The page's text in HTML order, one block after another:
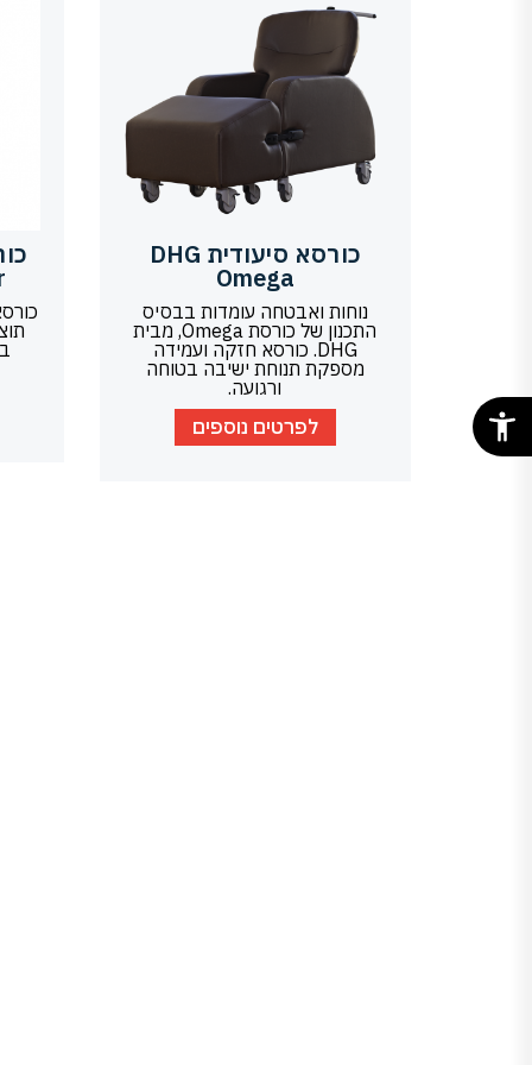
כורסא סיעודית DHG
Omega
נוחות ואבטחה עומדות בבסיס
התכנון של כורסת Omega, מבית
DHG. כורסא חזקה ועמידה
מספקת תנוחת ישיבה בטוחה
ורגועה.
לפרטים נוספים